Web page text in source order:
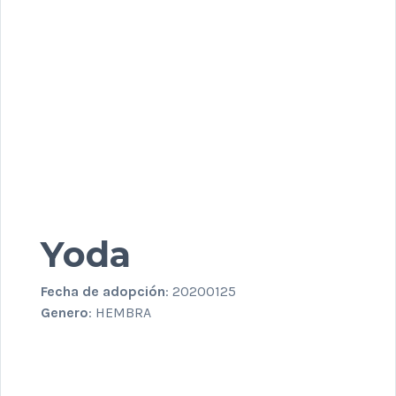
Yoda
Fecha de adopción: 20200125
Genero: HEMBRA